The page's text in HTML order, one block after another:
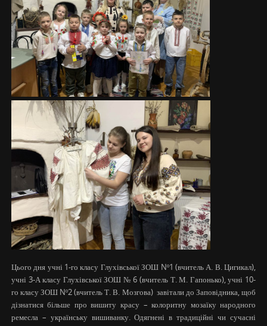
Цього дня учні 1-го класу Глухівської ЗОШ Nº1 (вчитель А. В. Цигикал),
учні 3-А класу Глухівської ЗОШ № 6 (вчитель Т. М. Гапонько), учні 10-
го класу ЗОШ Nº2 (вчитель Т. В. Мозгова) завітали до Заповідника, щоб
дізнатися більше про вишиту красу – колоритну мозаїку народного
ремесла – українську вишиванку. Одягнені в традиційні чи сучасні